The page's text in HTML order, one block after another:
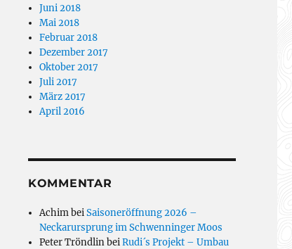
Juni 2018
Mai 2018
Februar 2018
Dezember 2017
Oktober 2017
Juli 2017
März 2017
April 2016
KOMMENTAR
AchimbeiSaisoneröffnung 2026 –
Neckarursprung im Schwenninger Moos
Peter TröndlinbeiRudi´s Projekt – Umbau